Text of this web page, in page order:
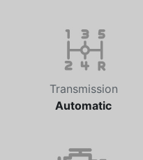
Transmission
Automatic